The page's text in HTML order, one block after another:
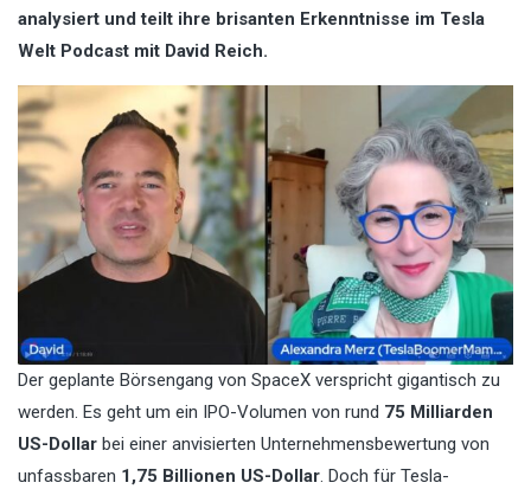
analysiert und teilt ihre brisanten Erkenntnisse im Tesla
Welt Podcast mit David Reich.
Der geplante Börsengang von SpaceX verspricht gigantisch zu
werden. Es geht um ein IPO-Volumen von rund 75 Milliarden
US-Dollar bei einer anvisierten Unternehmensbewertung von
unfassbaren 1,75 Billionen US-Dollar. Doch für Tesla-